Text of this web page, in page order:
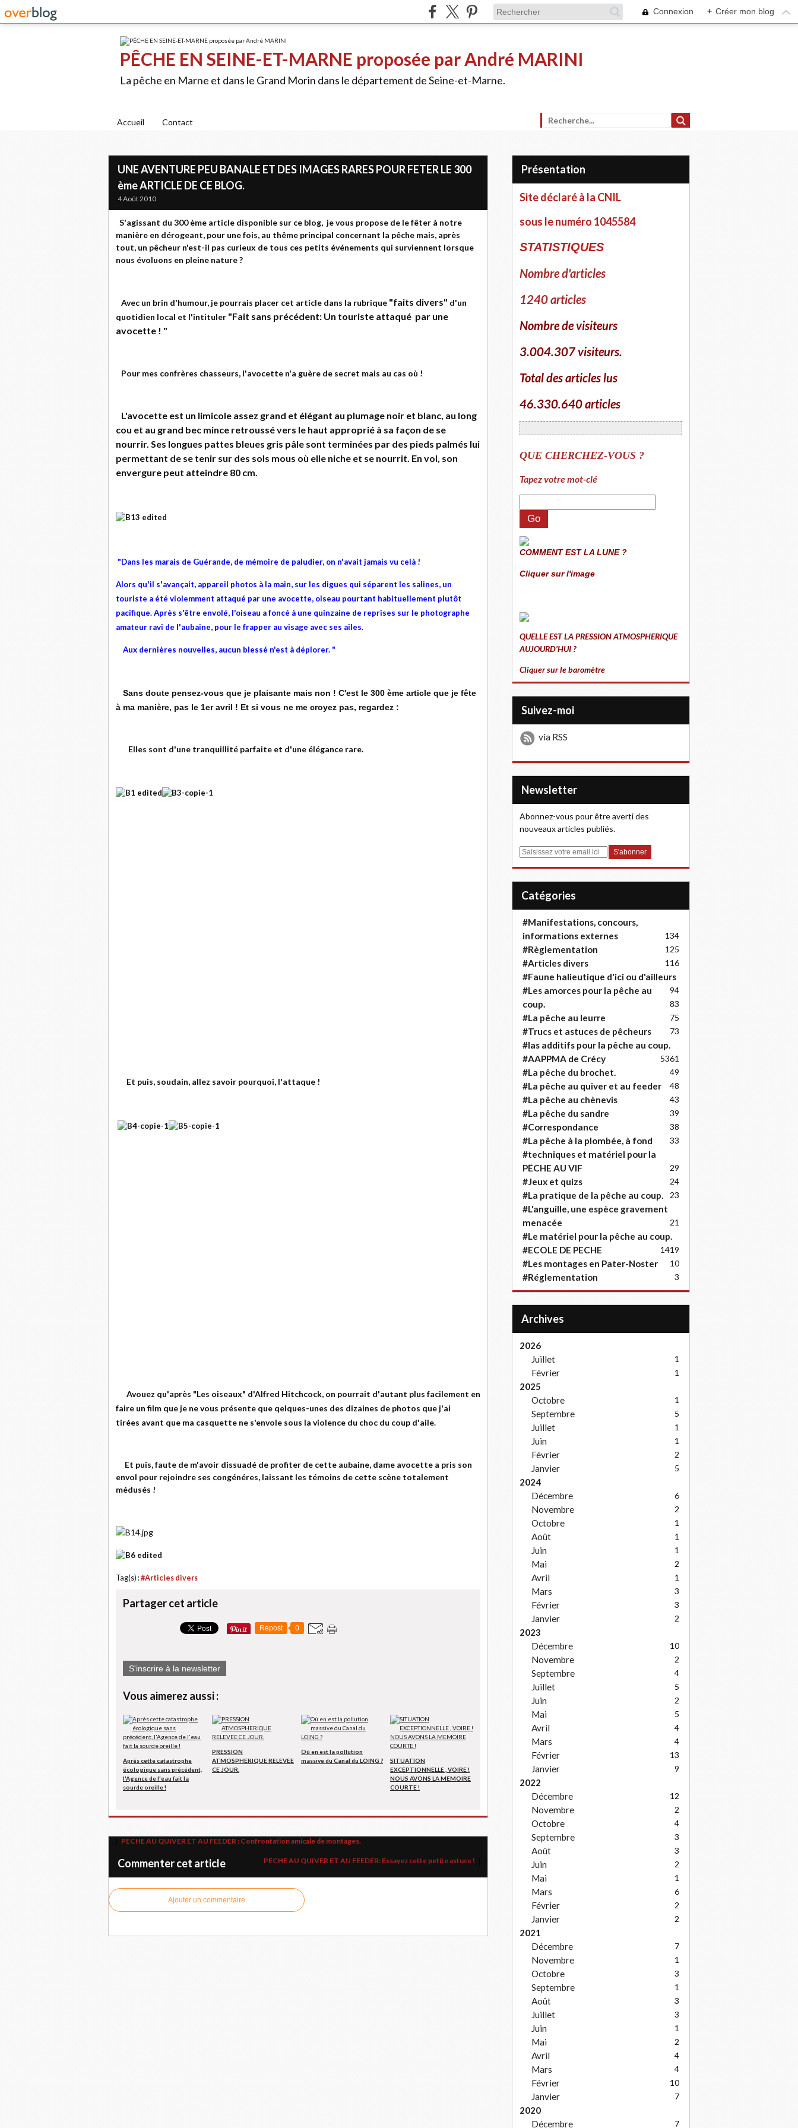
Connexion + Créer mon blog
PÊCHE EN SEINE-ET-MARNE proposée par André MARINI
La pêche en Marne et dans le Grand Morin dans le département de Seine-et-Marne.
Accueil Contact
UNE AVENTURE PEU BANALE ET DES IMAGES RARES POUR FETER LE 300
ème ARTICLE DE CE BLOG.
4 Août 2010
S'agissant du 300 ème article disponible sur ce blog, je vous propose de le fêter à notre
manière en dérogeant, pour une fois, au thême principal concernant la pêche mais, après
tout, un pêcheur n'est-il pas curieux de tous ces petits événements qui surviennent lorsque
nous évoluons en pleine nature ?
Avec un brin d'humour, je pourrais placer cet article dans la rubrique "faits divers" d'un
quotidien local et l'intituler "Fait sans précédent: Un touriste attaqué par une
avocette ! "
Pour mes confrères chasseurs, l'avocette n'a guère de secret mais au cas où !
L'avocette est un limicole assez grand et élégant au plumage noir et blanc, au long
cou et au grand bec mince retroussé vers le haut approprié à sa façon de se
nourrir. Ses longues pattes bleues gris pâle sont terminées par des pieds palmés lui
permettant de se tenir sur des sols mous où elle niche et se nourrit. En vol, son
envergure peut atteindre 80 cm.
"Dans les marais de Guérande, de mémoire de paludier, on n'avait jamais vu celà !
Alors qu'il s'avançait, appareil photos à la main, sur les digues qui séparent les salines, un
touriste a été violemment attaqué par une avocette, oiseau pourtant habituellement plutôt
pacifique. Après s'être envolé, l'oiseau a foncé à une quinzaine de reprises sur le photographe
amateur ravi de l'aubaine, pour le frapper au visage avec ses ailes.
Aux dernières nouvelles, aucun blessé n'est à déplorer. "
Sans doute pensez-vous que je plaisante mais non ! C'est le 300 ème article que je fête
à ma manière, pas le 1er avril ! Et si vous ne me croyez pas, regardez :
Elles sont d'une tranquillité parfaite et d'une élégance rare.
Et puis, soudain, allez savoir pourquoi, l'attaque !
Avouez qu'après "Les oiseaux" d'Alfred Hitchcock, on pourrait d'autant plus facilement en
faire un film que je ne vous présente que qelques-unes des dizaines de photos que j'ai
tirées avant que ma casquette ne s'envole sous la violence du choc du coup d'aile.
Et puis, faute de m'avoir dissuadé de profiter de cette aubaine, dame avocette a pris son
envol pour rejoindre ses congénéres, laissant les témoins de cette scène totalement
médusés !
Tag(s) :#Articles divers
Partager cet article
Repost 0
S'inscrire à la newsletter
Vous aimerez aussi :
Après cette catastrophe
écologique sans précédent,
l'Agence de l'eau fait la
sourde oreille !
PRESSION
ATMOSPHERIQUE RELEVEE
CE JOUR.
Où en est la pollution
massive du Canal du LOING ?
SITUATION
EXCEPTIONNELLE , VOIRE !
NOUS AVONS LA MEMOIRE
COURTE !
PECHE AU QUIVER ET AU FEEDER : Confrontation amicale de montages.
PECHE AU QUIVER ET AU FEEDER: Essayez cette petite astuce !
Commenter cet article
Ajouter un commentaire
Présentation
Site déclaré à la CNIL
sous le numéro 1045584
STATISTIQUES
Nombre d'articles
1240 articles
Nombre de visiteurs
3.004.307 visiteurs.
Total des articles lus
46.330.640 articles
QUE CHERCHEZ-VOUS ?
Tapez votre mot-clé
COMMENT EST LA LUNE ?
Cliquer sur l'image
QUELLE EST LA PRESSION ATMOSPHERIQUE
AUJOURD'HUI ?
Cliquer sur le baromètre
Suivez-moi
via RSS
Newsletter
Abonnez-vous pour être averti des
nouveaux articles publiés.
E
Catégories
#Manifestations, concours,
informations externes
134
#Règlementation 125
#Articles divers 116
#Faune halieutique d'ici ou d'ailleurs
94
#Les amorces pour la pêche au
coup.
83
#La pêche au leurre 75
#Trucs et astuces de pêcheurs 73
#las additifs pour la pêche au coup.
61
#AAPPMA de Crécy 53
#La pêche du brochet. 49
#La pêche au quiver et au feeder 48
#La pêche au chènevis 43
#La pêche du sandre 39
#Correspondance 38
#La pêche à la plombée, à fond 33
#techniques et matériel pour la
PËCHE AU VIF
29
#Jeux et quizs 24
#La pratique de la pêche au coup. 23
#L'anguille, une espèce gravement
menacée
21
#Le matériel pour la pêche au coup.
19
#ECOLE DE PECHE 14
#Les montages en Pater-Noster 10
#Réglementation 3
Archives
2026
Juillet
1
Février 1
2025
Octobre
1
Septembre 5
Juillet 1
Juin 1
Février 2
Janvier 5
2024
Décembre
6
Novembre 2
Octobre 1
Août 1
Juin 1
Mai 2
Avril 1
Mars 3
Février 3
Janvier 2
2023
Décembre
10
Novembre 2
Septembre 4
Juillet 5
Juin 2
Mai 5
Avril 4
Mars 4
Février 13
Janvier 9
2022
Décembre
12
Novembre 2
Octobre 4
Septembre 3
Août 3
Juin 2
Mai 1
Mars 6
Février 2
Janvier 2
2021
Décembre
7
Novembre 1
Octobre 3
Septembre 1
Août 3
Juillet 3
Juin 1
Mai 2
Avril 4
Mars 4
Février 10
Janvier 7
2020
Décembre
7